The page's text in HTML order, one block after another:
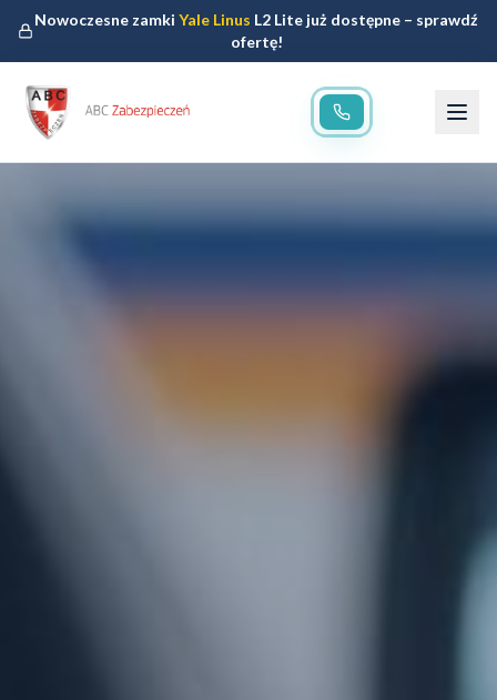
Nowoczesne zamkiYale Linus L2 Lite już dostępne – sprawdź
ofertę!